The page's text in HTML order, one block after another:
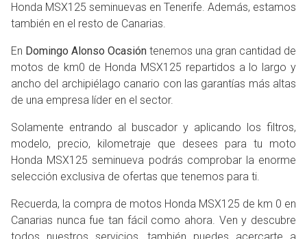
Honda MSX125 seminuevas en Tenerife. Además, estamos
también en el resto de Canarias.
En Domingo Alonso Ocasión tenemos una gran cantidad de
motos de km0 de Honda MSX125 repartidos a lo largo y
ancho del archipiélago canario con las garantías más altas
de una empresa líder en el sector.
Solamente entrando al buscador y aplicando los filtros,
modelo, precio, kilometraje que desees para tu moto
Honda MSX125 seminueva podrás comprobar la enorme
selección exclusiva de ofertas que tenemos para ti.
Recuerda, la compra de motos Honda MSX125 de km 0 en
Canarias nunca fue tan fácil como ahora. Ven y descubre